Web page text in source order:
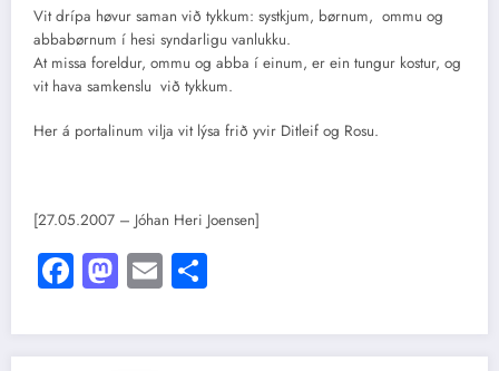
Vit drípa høvur saman við tykkum: systkjum, børnum, ommu og
abbabørnum í hesi syndarligu vanlukku.
At missa foreldur, ommu og abba í einum, er ein tungur kostur, og
vit hava samkenslu við tykkum.
Her á portalinum vilja vit lýsa frið yvir Ditleif og Rosu.
[27.05.2007 – Jóhan Heri Joensen]
Facebook
Mastodon
Email